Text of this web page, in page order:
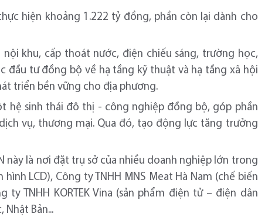
hiện khoảng 1.222 tỷ đồng, phần còn lại dành cho
khu, cấp thoát nước, điện chiếu sáng, trường học,
đầu tư đồng bộ về hạ tầng kỹ thuật và hạ tầng xã hội
triển bền vững cho địa phương.
hệ sinh thái đô thị - công nghiệp đồng bộ, góp phần
vụ, thương mại. Qua đó, tạo động lực tăng trưởng
này là nơi đặt trụ sở của nhiều doanh nghiệp lớn trong
LCD), Công ty TNHH MNS Meat Hà Nam (chế biến
TNHH KORTEK Vina (sản phẩm điện tử – điện dân
Bản...